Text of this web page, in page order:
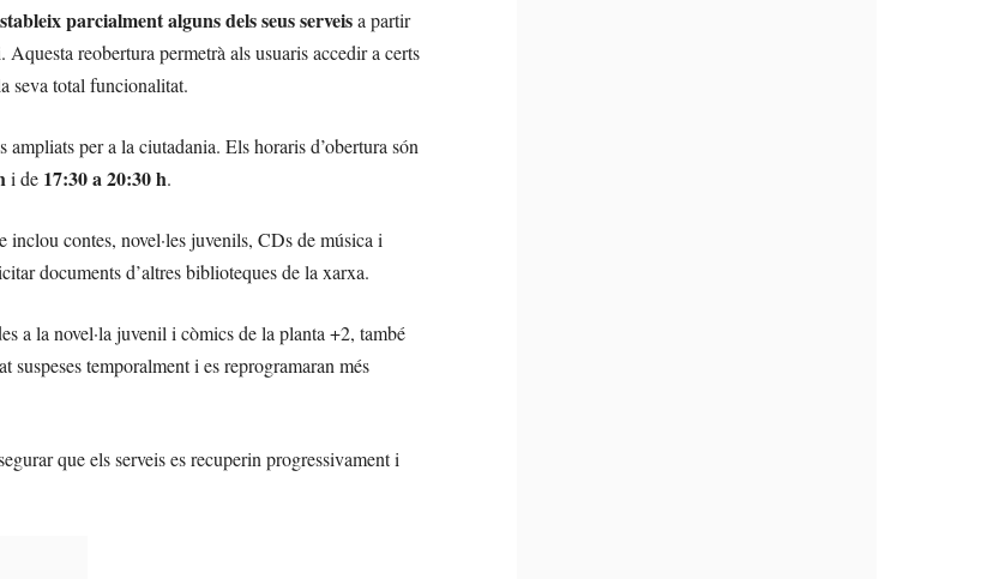
parcialment alguns dels seus serveisa partir
reobertura permetrà als usuaris accedir a certs
seva total funcionalitat.
per a la ciutadania. Els horaris d’obertura són
i de 17:30 a 20:30 h.
contes, novel·les juvenils, CDs de música i
documents d’altres biblioteques de la xarxa.
a la novel·la juvenil i còmics de la planta +2, també
suspeses temporalment i es reprogramaran més
que els serveis es recuperin progressivament i